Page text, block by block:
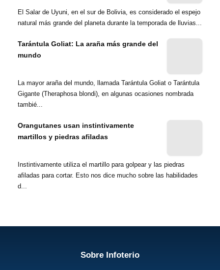
El Salar de Uyuni, en el sur de Bolivia, es considerado el espejo
natural más grande del planeta durante la temporada de lluvias...
Tarántula Goliat: La araña más grande del
mundo
La mayor araña del mundo, llamada Tarántula Goliat o Tarántula
Gigante (Theraphosa blondi), en algunas ocasiones nombrada
tambié...
Orangutanes usan instintivamente
martillos y piedras afiladas
Instintivamente utiliza el martillo para golpear y las piedras
afiladas para cortar. Esto nos dice mucho sobre las habilidades
d...
Sobre Infoterio